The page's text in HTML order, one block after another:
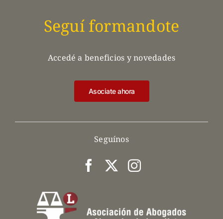
Seguínos
Seguí formandote
Accedé a beneficios y novedades
Asociate ahora